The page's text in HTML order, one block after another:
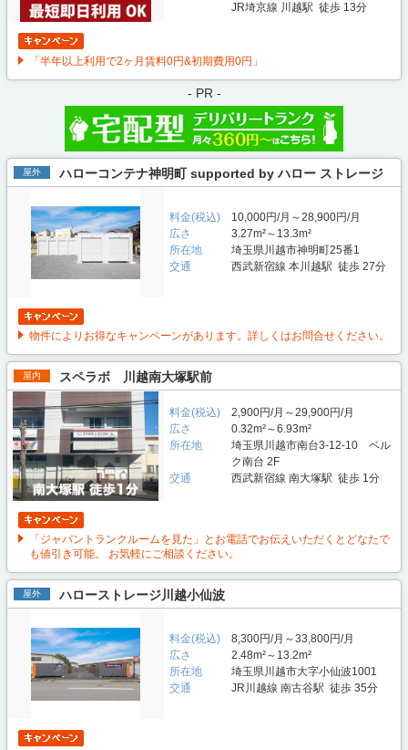
JR埼京線 川越駅 徒歩 13分
「半年以上利用で2ヶ月賃料0円&初期費用0円」
- PR -
屋外 ハローコンテナ神明町 supported by ハロー ストレージ
料金(税込)
10,000円/月～28,900円/月
広さ
3.27m²～13.3m²
所在地
埼玉県川越市神明町25番1
交通
西武新宿線 本川越駅 徒歩 27分
物件によりお得なキャンペーンがあります。詳しくはお問合せください。
屋内 スペラボ 川越南大塚駅前
料金(税込)
2,900円/月～29,900円/月
広さ
0.32m²～6.93m²
所在地
埼玉県川越市南台3-12-10 ベル
ク南台 2F
交通
西武新宿線 南大塚駅 徒歩 1分
「ジャパントランクルームを見た」とお電話でお伝えいただくとどなたで
も値引き可能。 お気軽にご相談ください。
屋外 ハローストレージ川越小仙波
料金(税込)
8,300円/月～33,800円/月
広さ
2.48m²～13.2m²
所在地
埼玉県川越市大字小仙波1001
交通
JR川越線 南古谷駅 徒歩 35分